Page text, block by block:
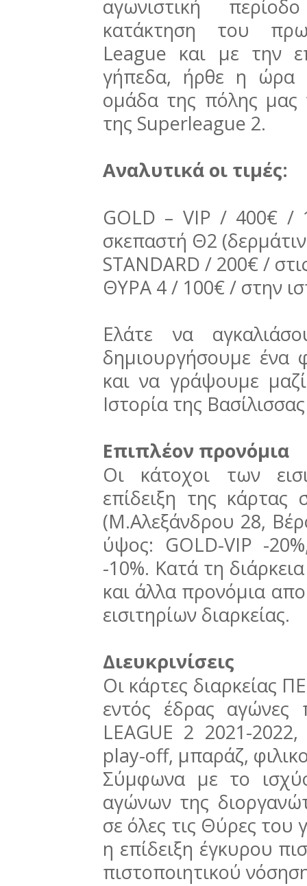
αγωνιστική
κατάκτηση του
League και με την
γήπεδα, ήρθε η
ομάδα της πόλης μας
της Superleague 2.
Αναλυτικά οι τιμές:
GOLD – VIP / 400€ /
σκεπαστή Θ2
STANDARD / 200€ /
ΘΥΡΑ 4 / 100€ / στην
Ελάτε να
δημιουργήσουμε ένα
και να γράψουμε
Ιστορία της
Επιπλέον προνόμια
Οι κάτοχοι των
επίδειξη της κάρτας
(Μ.Αλεξάνδρου 28,
ύψος: GOLD-VIP -
-10%. Κατά τη
και άλλα προνόμια
εισιτηρίων διαρκείας.
Διευκρινίσεις
Οι κάρτες
εντός έδρας αγώνες
LEAGUE 2 2021-
play-off, μπαράζ,
Σύμφωνα με το
αγώνων της
σε όλες τις Θύρες του
η επίδειξη έγκυρου
πιστοποιητικού